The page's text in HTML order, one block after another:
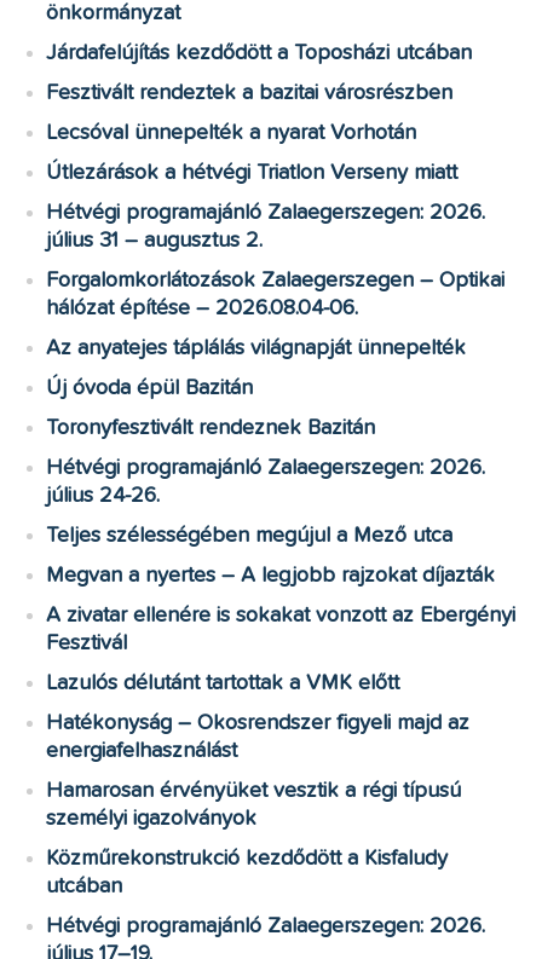
önkormányzat
Járdafelújítás kezdődött a Toposházi utcában
Fesztivált rendeztek a bazitai városrészben
Lecsóval ünnepelték a nyarat Vorhotán
Útlezárások a hétvégi Triatlon Verseny miatt
Hétvégi programajánló Zalaegerszegen: 2026.
július 31 – augusztus 2.
Forgalomkorlátozások Zalaegerszegen – Optikai
hálózat építése – 2026.08.04-06.
Az anyatejes táplálás világnapját ünnepelték
Új óvoda épül Bazitán
Toronyfesztivált rendeznek Bazitán
Hétvégi programajánló Zalaegerszegen: 2026.
július 24-26.
Teljes szélességében megújul a Mező utca
Megvan a nyertes – A legjobb rajzokat díjazták
A zivatar ellenére is sokakat vonzott az Ebergényi
Fesztivál
Lazulós délutánt tartottak a VMK előtt
Hatékonyság – Okosrendszer figyeli majd az
energiafelhasználást
Hamarosan érvényüket vesztik a régi típusú
személyi igazolványok
Közműrekonstrukció kezdődött a Kisfaludy
utcában
Hétvégi programajánló Zalaegerszegen: 2026.
július 17–19.